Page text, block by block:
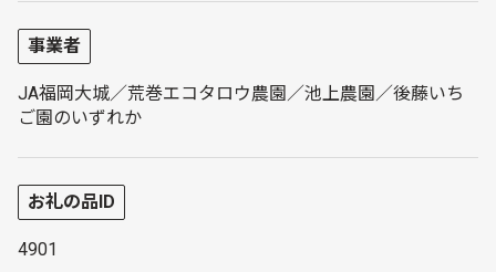
事業者
JA福岡大城／荒巻エコタロウ農園／池上農園／後藤いち
ご園のいずれか
お礼の品ID
4901